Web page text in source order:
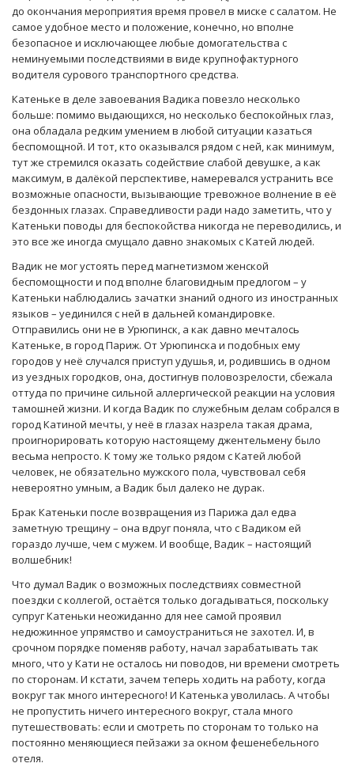
до окончания мероприятия время провел в миске с салатом. Не
самое удобное место и положение, конечно, но вполне
безопасное и исключающее любые домогательства с
неминуемыми последствиями в виде крупнофактурного
водителя сурового транспортного средства.
Катеньке в деле завоевания Вадика повезло несколько
больше: помимо выдающихся, но несколько беспокойных глаз,
она обладала редким умением в любой ситуации казаться
беспомощной. И тот, кто оказывался рядом с ней, как минимум,
тут же стремился оказать содействие слабой девушке, а как
максимум, в далёкой перспективе, намеревался устранить все
возможные опасности, вызывающие тревожное волнение в её
бездонных глазах. Справедливости ради надо заметить, что у
Катеньки поводы для беспокойства никогда не переводились, и
это все же иногда смущало давно знакомых с Катей людей.
Вадик не мог устоять перед магнетизмом женской
беспомощности и под вполне благовидным предлогом – у
Катеньки наблюдались зачатки знаний одного из иностранных
языков – уединился с ней в дальней командировке.
Отправились они не в Урюпинск, а как давно мечталось
Катеньке, в город Париж. От Урюпинска и подобных ему
городов у неё случался приступ удушья, и, родившись в одном
из уездных городков, она, достигнув половозрелости, сбежала
оттуда по причине сильной аллергической реакции на условия
тамошней жизни. И когда Вадик по служебным делам собрался в
город Катиной мечты, у неё в глазах назрела такая драма,
проигнорировать которую настоящему джентельмену было
весьма непросто. К тому же только рядом с Катей любой
человек, не обязательно мужского пола, чувствовал себя
невероятно умным, а Вадик был далеко не дурак.
Брак Катеньки после возвращения из Парижа дал едва
заметную трещину – она вдруг поняла, что с Вадиком ей
гораздо лучше, чем с мужем. И вообще, Вадик – настоящий
волшебник!
Что думал Вадик о возможных последствиях совместной
поездки с коллегой, остаётся только догадываться, поскольку
супруг Катеньки неожиданно для нее самой проявил
недюжинное упрямство и самоустраниться не захотел. И, в
срочном порядке поменяв работу, начал зарабатывать так
много, что у Кати не осталось ни поводов, ни времени смотреть
по сторонам. И кстати, зачем теперь ходить на работу, когда
вокруг так много интересного! И Катенька уволилась. А чтобы
не пропустить ничего интересного вокруг, стала много
путешествовать: если и смотреть по сторонам то только на
постоянно меняющиеся пейзажи за окном фешенебельного
отеля.